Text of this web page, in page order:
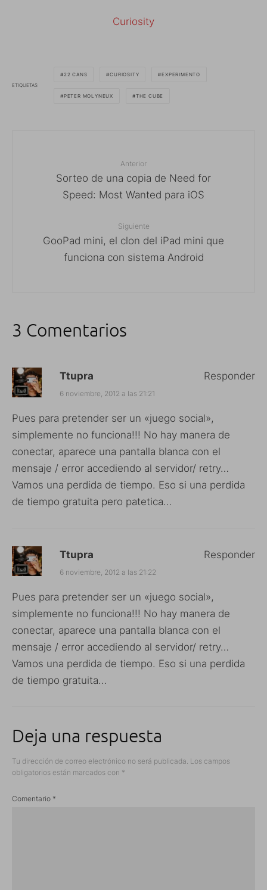
Curiosity
ETIQUETAS
22 CANS CURIOSITY EXPERIMENTO
PETER MOLYNEUX THE CUBE
Anterior
Sorteo de una copia de Need for
Speed: Most Wanted para iOS
Siguiente
GooPad mini, el clon del iPad mini que
funciona con sistema Android
3 Comentarios
Ttupra
6 noviembre, 2012 a las 21:21
Pues para pretender ser un «juego social»,
simplemente no funciona!!! No hay manera de
conectar, aparece una pantalla blanca con el
mensaje / error accediendo al servidor/ retry…
Vamos una perdida de tiempo. Eso si una perdida
de tiempo gratuita pero patetica…
Responder
Ttupra
6 noviembre, 2012 a las 21:22
Pues para pretender ser un «juego social»,
simplemente no funciona!!! No hay manera de
conectar, aparece una pantalla blanca con el
mensaje / error accediendo al servidor/ retry…
Vamos una perdida de tiempo. Eso si una perdida
de tiempo gratuita…
Responder
Deja una respuesta
Tu dirección de correo electrónico no será publicada. Los campos
obligatorios están marcados con *
Comentario *